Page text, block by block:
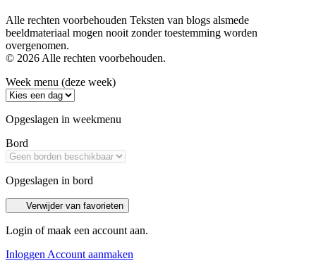
Alle rechten voorbehouden Teksten van blogs alsmede
beeldmateriaal mogen nooit zonder toestemming worden
overgenomen.
© 2026 Alle rechten voorbehouden.
Week menu (deze week)
Opgeslagen in weekmenu
Bord
Opgeslagen in bord
Verwijder van favorieten
Login of maak een account aan.
Inloggen Account aanmaken